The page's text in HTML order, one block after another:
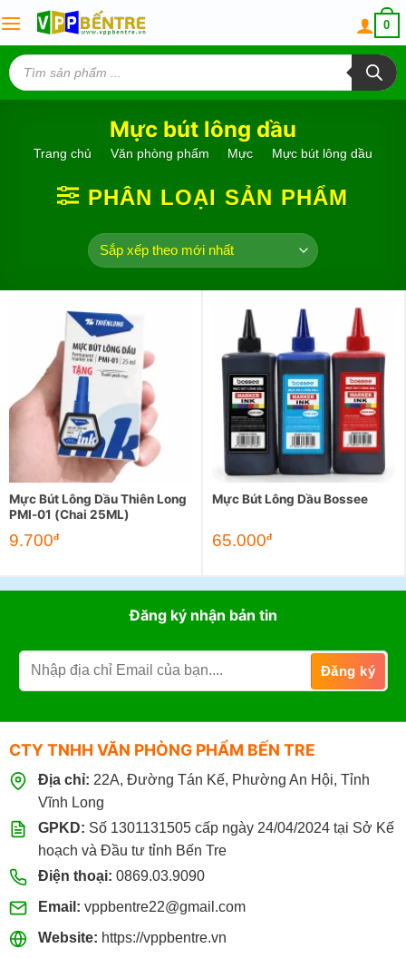
to
content
0
Tìm
kiếm
sản
phẩm
Mực bút lông dầu
Trang chủ Văn phòng phẩm Mực Mực bút lông dầu
PHÂN LOẠI SẢN PHẨM
Mực Bút Lông Dầu Thiên Long
PMI-01 (Chai 25ML)
9.700đ
Mực Bút Lông Dầu Bossee
65.000đ
Đăng ký nhận bản tin
CTY TNHH VĂN PHÒNG PHẨM BẾN TRE
Địa chỉ: 22A, Đường Tán Kế, Phường An Hội, Tỉnh
Vĩnh Long
GPKD: Số 1301131505 cấp ngày 24/04/2024 tại Sở Kế
hoạch và Đầu tư tỉnh Bến Tre
Điện thoại: 0869.03.9090
Email: vppbentre22@gmail.com
Website: https://vppbentre.vn